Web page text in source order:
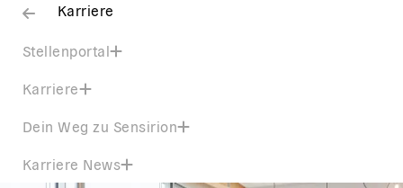
Karriere
Stellenportal
Karriere
Dein Weg zu Sensirion
Karriere News